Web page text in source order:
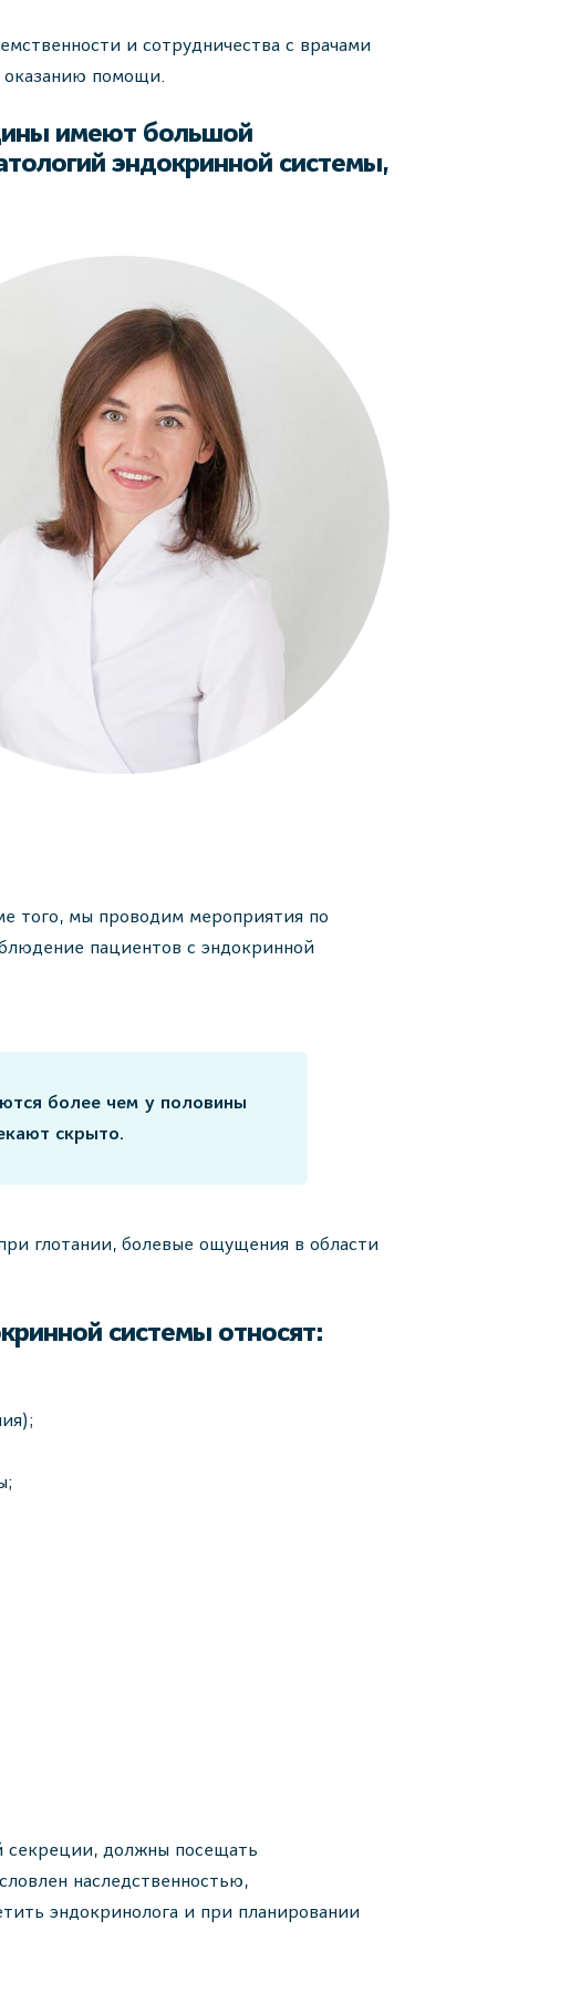
и сотрудничества с врачами
оказанию помощи.
имеют большой
эндокринной системы,
того, мы проводим мероприятия по
пациентов с эндокринной
более чем у половины
скрыто.
глотании, болевые ощущения в области
системы относят:
секреции, должны посещать
наследственностью,
эндокринолога и при планировании